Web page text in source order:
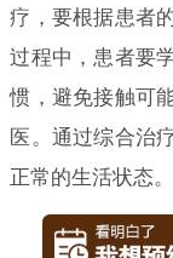
疗，要根据患者
过程中，患者要
惯，避免接触可
医。通过综合治
正常的生活状态。